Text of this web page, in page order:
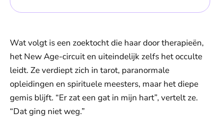
Wat volgt is een zoektocht die haar door therapieën,
het New Age-circuit en uiteindelijk zelfs het occulte
leidt. Ze verdiept zich in tarot, paranormale
opleidingen en spirituele meesters, maar het diepe
gemis blijft. “Er zat een gat in mijn hart”, vertelt ze.
“Dat ging niet weg.”